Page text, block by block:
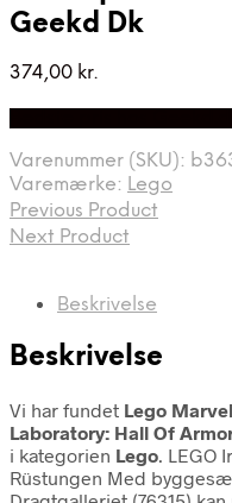
Geekd Dk
374,00 kr.
Varenummer (SKU):
Varemærke: Lego
Previous Product
Next Product
Beskrivelse
Beskrivelse
Vi har fundet Lego
Laboratory: Hall Of
i kategorien Lego. LEGO
Rüstungen Med